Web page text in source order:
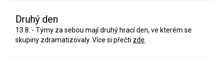
Druhý den
13.8. - Týmy za sebou mají druhý hrací den, ve kterém se
skupiny zdramatizovaly. Více si přečti zde.